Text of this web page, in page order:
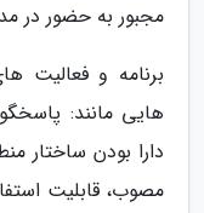
مجبور به حضور در
برنامه و
هایی مانند:
دارا بودن ساختار
مصوب، قابلیت